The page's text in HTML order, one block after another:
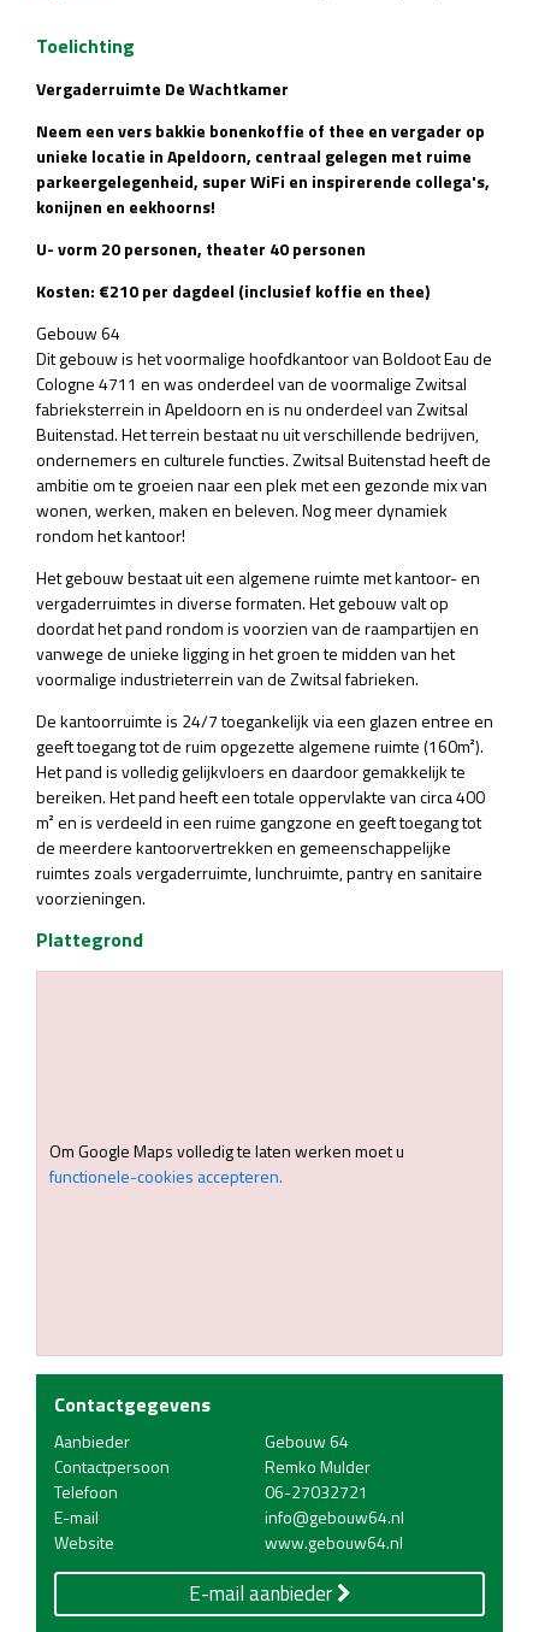
Toelichting
Vergaderruimte De Wachtkamer
Neem een vers bakkie bonenkoffie of thee en vergader op
unieke locatie in Apeldoorn, centraal gelegen met ruime
parkeergelegenheid, super WiFi en inspirerende collega's,
konijnen en eekhoorns!
U- vorm 20 personen, theater 40 personen
Kosten: €210 per dagdeel (inclusief koffie en thee)
Gebouw 64
Dit gebouw is het voormalige hoofdkantoor van Boldoot Eau de
Cologne 4711 en was onderdeel van de voormalige Zwitsal
fabrieksterrein in Apeldoorn en is nu onderdeel van Zwitsal
Buitenstad. Het terrein bestaat nu uit verschillende bedrijven,
ondernemers en culturele functies. Zwitsal Buitenstad heeft de
ambitie om te groeien naar een plek met een gezonde mix van
wonen, werken, maken en beleven. Nog meer dynamiek
rondom het kantoor!
Het gebouw bestaat uit een algemene ruimte met kantoor- en
vergaderruimtes in diverse formaten. Het gebouw valt op
doordat het pand rondom is voorzien van de raampartijen en
vanwege de unieke ligging in het groen te midden van het
voormalige industrieterrein van de Zwitsal fabrieken.
De kantoorruimte is 24/7 toegankelijk via een glazen entree en
geeft toegang tot de ruim opgezette algemene ruimte (160m²).
Het pand is volledig gelijkvloers en daardoor gemakkelijk te
bereiken. Het pand heeft een totale oppervlakte van circa 400
m² en is verdeeld in een ruime gangzone en geeft toegang tot
de meerdere kantoorvertrekken en gemeenschappelijke
ruimtes zoals vergaderruimte, lunchruimte, pantry en sanitaire
voorzieningen.
Plattegrond
Om Google Maps volledig te laten werken moet u
functionele-cookies accepteren.
Contactgegevens
Aanbieder
Gebouw 64
Contactpersoon
Remko Mulder
Telefoon
06-27032721
E-mail
info@gebouw64.nl
Website
www.gebouw64.nl
E-mail aanbieder